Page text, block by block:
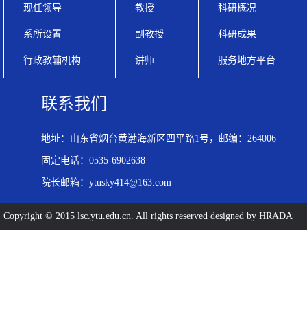
现任领导
系所设置
行政教辅机构
教授
副教授
讲师
科研概况
科研成果
服务地方平台
联系我们
地址：山东省烟台黄渤海新区四平路1号，邮编：264006
固定电话：0535-6902638
院长邮箱：ytusky414@163.com
Copyright © 2015 lsc.ytu.edu.cn. All rights reserved designed by HRADA